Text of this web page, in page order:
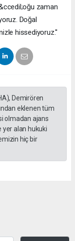
zaman
Doğal
hissediyoruz.''
Demirören
eklenen tüm
olmadan ajans
yer alan hukuki
hiç bir